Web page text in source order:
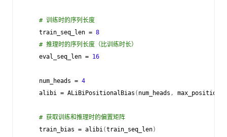
# 训练时的序列长度
train_seq_len = 8
# 推理时的序列长度（比训练时长）
eval_seq_len = 16
num_heads = 4
alibi = ALiBiPositionalBias ( num_heads , max_positions
# 获取训练和推理时的偏置矩阵
train_bias = alibi(train_seq_len)